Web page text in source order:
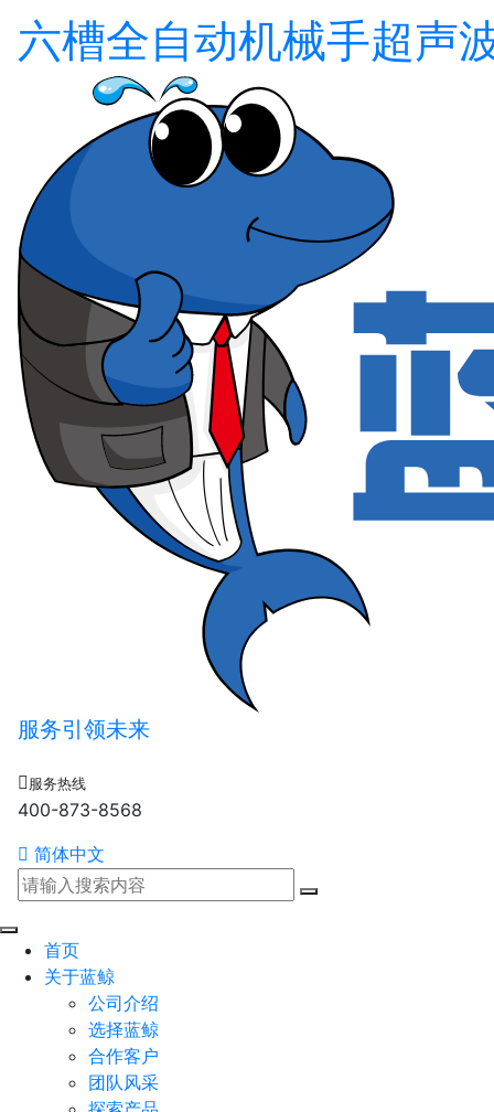
六槽全自动机械手超声
服务引领未来
服务热线
400-873-8568
简体中文
首页
关于蓝鲸
公司介绍
选择蓝鲸
合作客户
团队风采